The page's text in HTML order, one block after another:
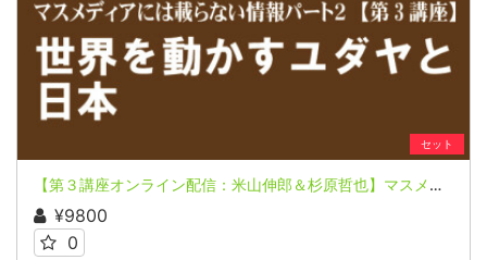
セット
【第３講座オンライン配信：米山伸郎＆杉原哲也】マスメディアには載らない情報パート２～パンドラの箱は開けられた～【知られざる知立国家イスラエル 杉原千畝とシンクロネットワーク】
¥9800
0